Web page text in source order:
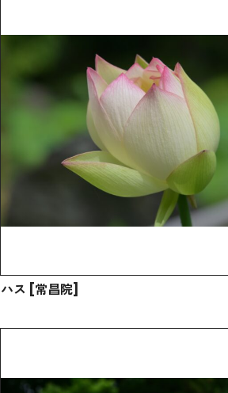
ハス [常昌院]